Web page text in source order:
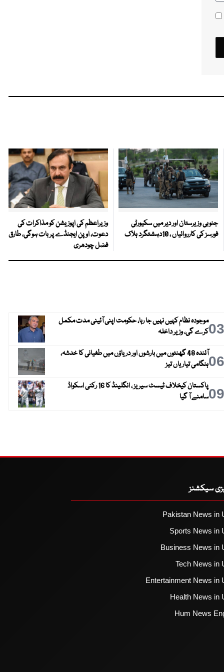
جنوبی وزیرستان اور دیر میں سکیورٹی
فورسز کی کارروائیاں ، 10دہشتگرد ہلاک
وزیراعظم کی اپوزیشن کو مذاکرات کی
دعوت، اوپن ایجنڈے پر بات ہوگی، طارق
فضل چودھری
03موجودہ نظام کہیں نہیں جا رہا، حکومت اپنی آئینی مدت مکمل
کرے گی، وزیر داخلہ
06
آئندہ 48 گھنٹوں میں بارشوں اور دریاؤں میں طغیانی کا خدشہ،
ہنگامی تیاریاں تیز
09
پاکستان کیخلاف ٹیسٹ سیریز ، انگلینڈ کا 16 رکنی اسکواڈ
سامنے آ گیا
سیکشنز
Pakistan News in
Sports News in
Business News in
Tech News in
Entertainment News in
Health News in
Hum News